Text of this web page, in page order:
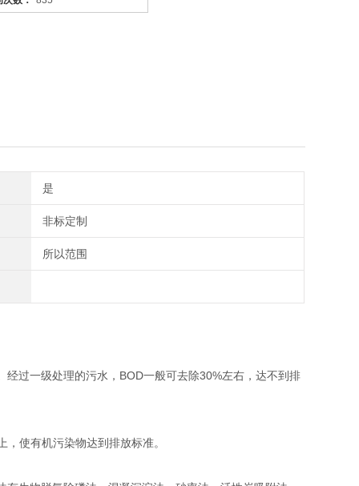
是
非标定制
所以范围
过一级处理的污水，BOD一般可去除30%左右，达不到排
使有机污染物达到排放标准。